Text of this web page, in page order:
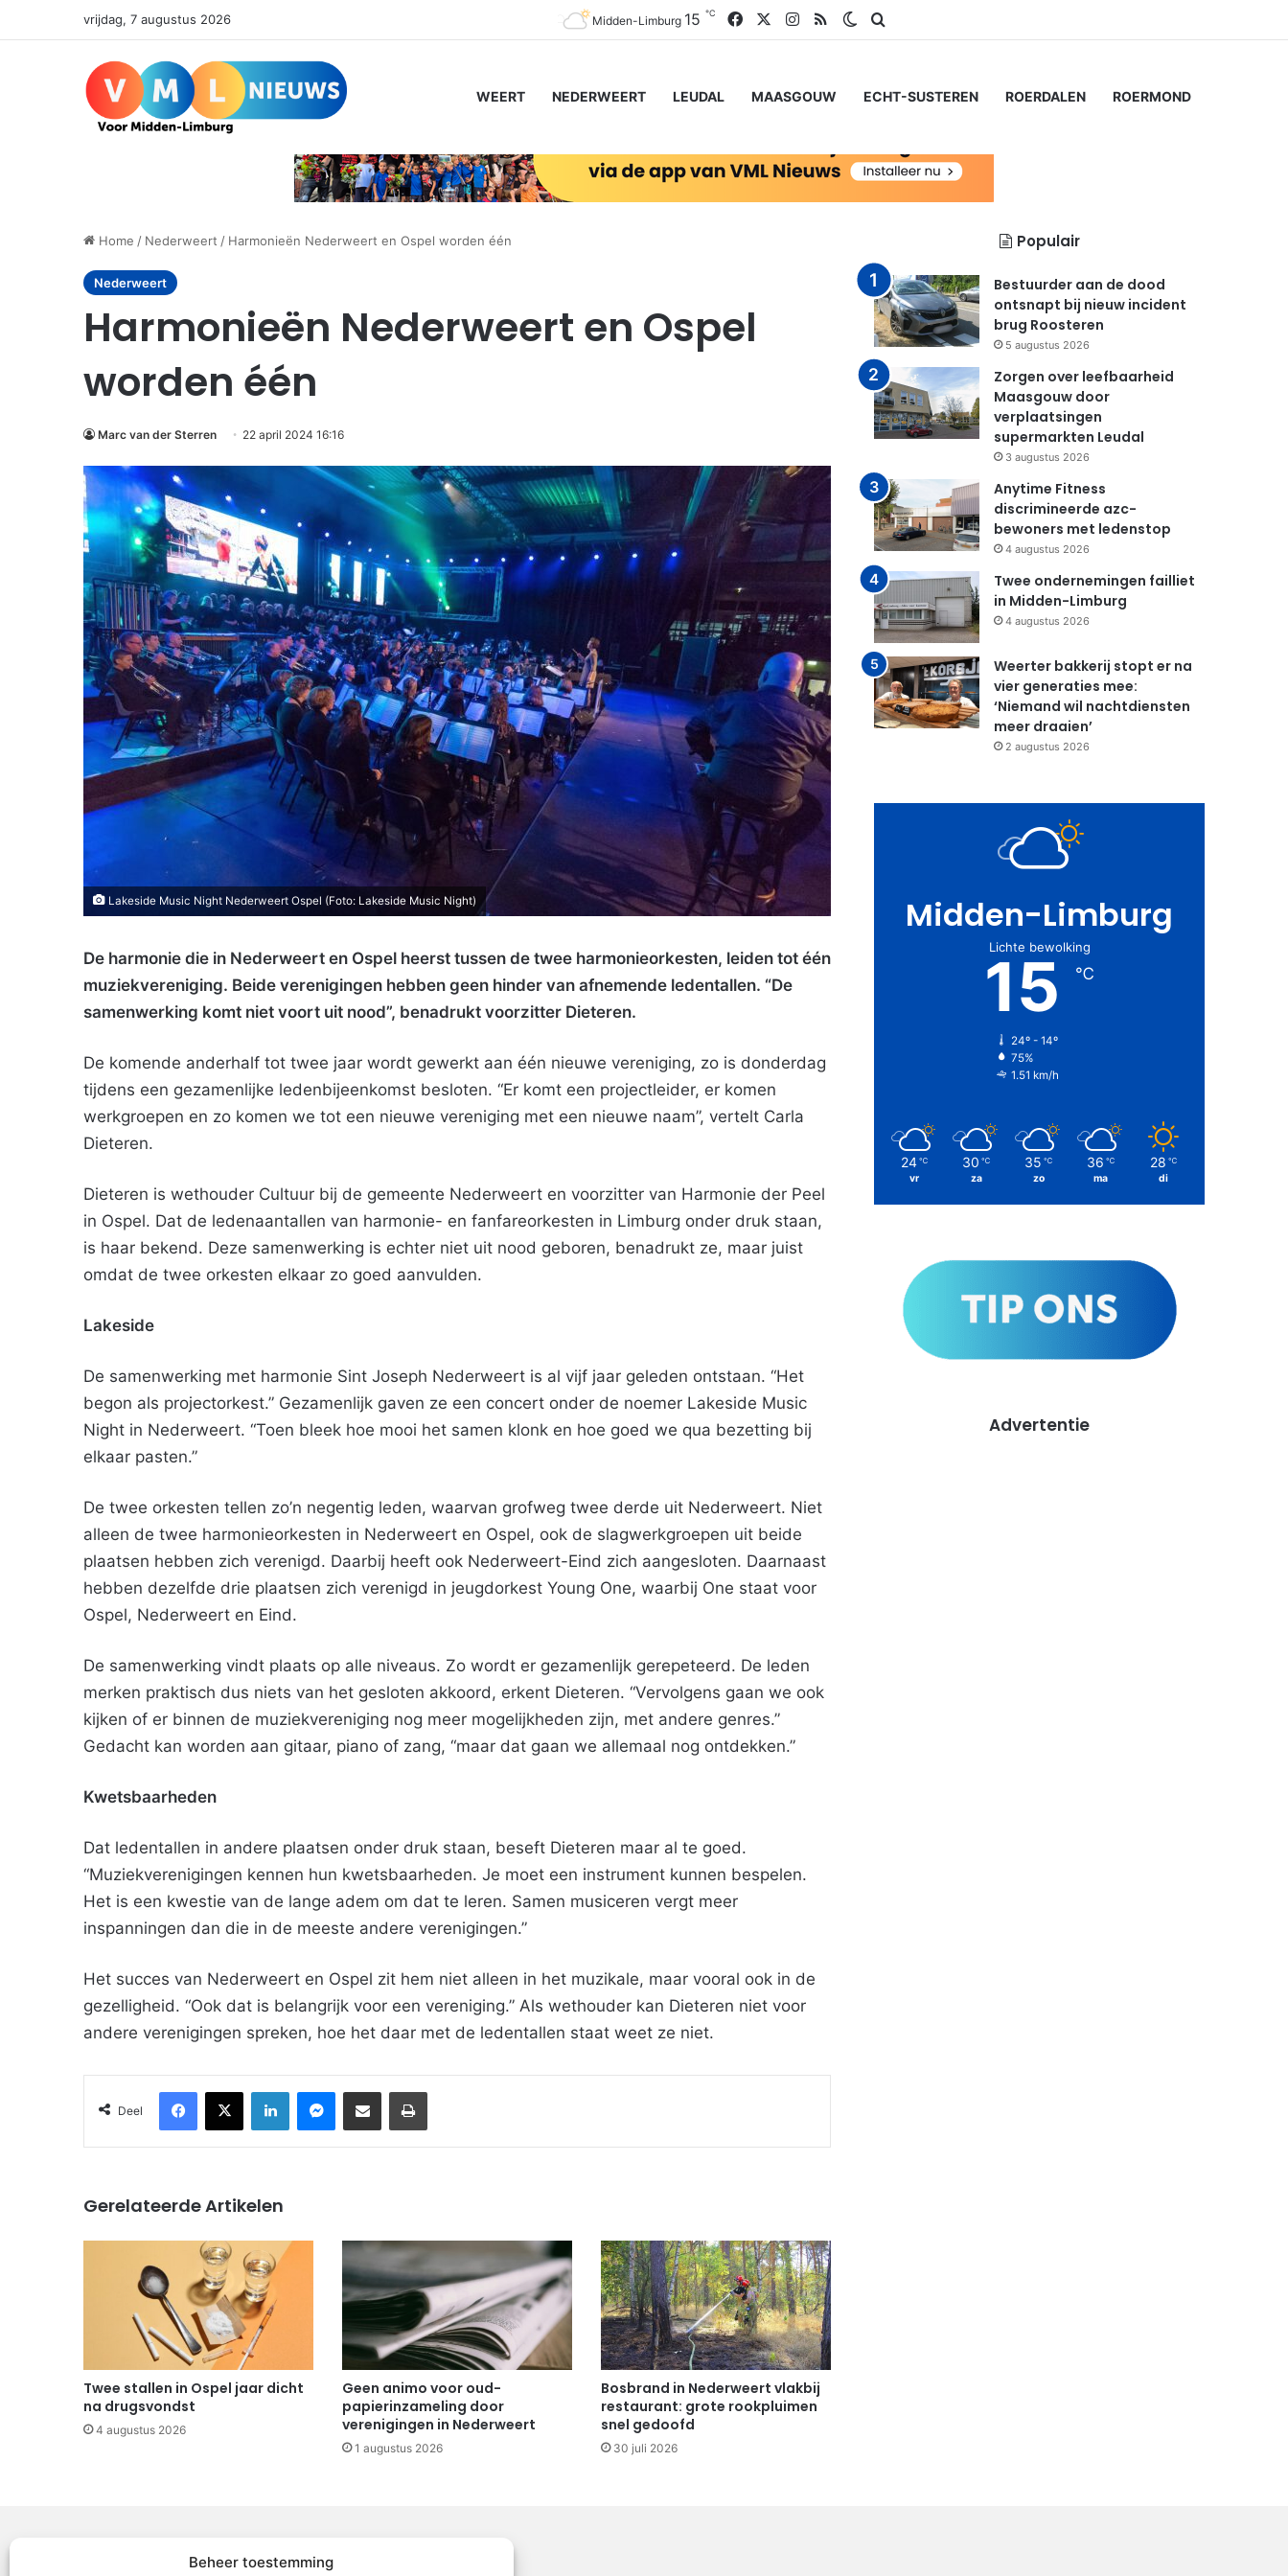
Beheer toestemming
vrijdag, 7 augustus 2026 Midden-Limburg 15 ℃ FacebookInstagram
RSSSwitch skin
WEERT NEDERWEERT LEUDAL MAASGOUW ECHT-SUSTEREN ROERDALEN ROERMOND
Home / Nederweert / Harmonieën Nederweert en Ospel worden één
Nederweert
Harmonieën Nederweert en Ospel
worden één
Marc van der Sterren 22 april 2024 16:16
Lakeside Music Night Nederweert Ospel (Foto: Lakeside Music Night)
De harmonie die in Nederweert en Ospel heerst tussen de twee harmonieorkesten, leiden tot één
muziekvereniging. Beide verenigingen hebben geen hinder van afnemende ledentallen. “De
samenwerking komt niet voort uit nood”, benadrukt voorzitter Dieteren.
De komende anderhalf tot twee jaar wordt gewerkt aan één nieuwe vereniging, zo is donderdag
tijdens een gezamenlijke ledenbijeenkomst besloten. “Er komt een projectleider, er komen
werkgroepen en zo komen we tot een nieuwe vereniging met een nieuwe naam”, vertelt Carla
Dieteren.
Dieteren is wethouder Cultuur bij de gemeente Nederweert en voorzitter van Harmonie der Peel
in Ospel. Dat de ledenaantallen van harmonie- en fanfareorkesten in Limburg onder druk staan,
is haar bekend. Deze samenwerking is echter niet uit nood geboren, benadrukt ze, maar juist
omdat de twee orkesten elkaar zo goed aanvulden.
Lakeside
De samenwerking met harmonie Sint Joseph Nederweert is al vijf jaar geleden ontstaan. “Het
begon als projectorkest.” Gezamenlijk gaven ze een concert onder de noemer Lakeside Music
Night in Nederweert. “Toen bleek hoe mooi het samen klonk en hoe goed we qua bezetting bij
elkaar pasten.”
De twee orkesten tellen zo’n negentig leden, waarvan grofweg twee derde uit Nederweert. Niet
alleen de twee harmonieorkesten in Nederweert en Ospel, ook de slagwerkgroepen uit beide
plaatsen hebben zich verenigd. Daarbij heeft ook Nederweert-Eind zich aangesloten. Daarnaast
hebben dezelfde drie plaatsen zich verenigd in jeugdorkest Young One, waarbij One staat voor
Ospel, Nederweert en Eind.
De samenwerking vindt plaats op alle niveaus. Zo wordt er gezamenlijk gerepeteerd. De leden
merken praktisch dus niets van het gesloten akkoord, erkent Dieteren. “Vervolgens gaan we ook
kijken of er binnen de muziekvereniging nog meer mogelijkheden zijn, met andere genres.”
Gedacht kan worden aan gitaar, piano of zang, “maar dat gaan we allemaal nog ontdekken.”
Kwetsbaarheden
Dat ledentallen in andere plaatsen onder druk staan, beseft Dieteren maar al te goed.
“Muziekverenigingen kennen hun kwetsbaarheden. Je moet een instrument kunnen bespelen.
Het is een kwestie van de lange adem om dat te leren. Samen musiceren vergt meer
inspanningen dan die in de meeste andere verenigingen.”
Het succes van Nederweert en Ospel zit hem niet alleen in het muzikale, maar vooral ook in de
gezelligheid. “Ook dat is belangrijk voor een vereniging.” Als wethouder kan Dieteren niet voor
andere verenigingen spreken, hoe het daar met de ledentallen staat weet ze niet.
Deel
Facebook
X LinkedInMessenger
Deel via Email Print
Gerelateerde Artikelen
Twee stallen in Ospel jaar dicht
na drugsvondst
4 augustus 2026
Geen animo voor oud-
papierinzameling door
verenigingen in Nederweert
1 augustus 2026
Bosbrand in Nederweert vlakbij
restaurant: grote rookpluimen
snel gedoofd
30 juli 2026
Populair
Bestuurder aan de dood
ontsnapt bij nieuw incident
brug Roosteren
5 augustus 2026
Zorgen over leefbaarheid
Maasgouw door
verplaatsingen
supermarkten Leudal
3 augustus 2026
Anytime Fitness
discrimineerde azc-
bewoners met ledenstop
4 augustus 2026
Twee ondernemingen failliet
in Midden-Limburg
4 augustus 2026
Weerter bakkerij stopt er na
vier generaties mee:
‘Niemand wil nachtdiensten
meer draaien’
2 augustus 2026
Midden-Limburg
Lichte bewolking
15 ℃
24º - 14º
75%
1.51 km/h
24 ℃
vr
30 ℃
za
35 ℃
zo
36 ℃
ma
28 ℃
di
Advertentie